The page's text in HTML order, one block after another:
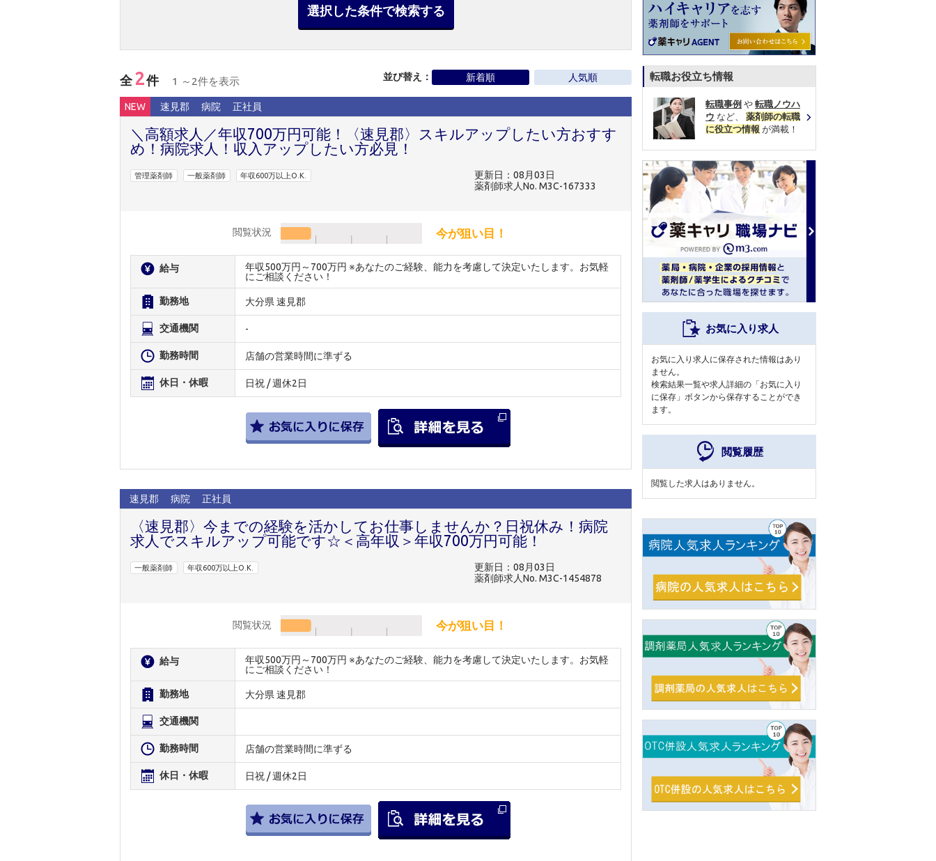
選択した条件で検索する
全 2件 1 ～2件を表示 並び替え： 新着順 人気順
NEW 速見郡 病院 正社員
＼高額求人／年収700万円可能！〈速見郡〉スキルアップしたい方おすす
め！病院求人！収入アップしたい方必見！
管理薬剤師 一般薬剤師 年収600万以上O.K.
更新日：08月03日
薬剤師求人No. M3C-167333
閲覧状況 今が狙い目！
給与
年収500万円～700万円 ※あなたのご経験、能力を考慮して決定いたします。お気軽
にご相談ください！
勤務地 大分県 速見郡
交通機関 -
勤務時間 店舗の営業時間に準ずる
休日・休暇 日祝 / 週休2日
速見郡 病院 正社員
〈速見郡〉今までの経験を活かしてお仕事しませんか？日祝休み！病院
求人でスキルアップ可能です☆＜高年収＞年収700万円可能！
一般薬剤師 年収600万以上O.K.
更新日：08月03日
薬剤師求人No. M3C-1454878
閲覧状況 今が狙い目！
給与
年収500万円～700万円 ※あなたのご経験、能力を考慮して決定いたします。お気軽
にご相談ください！
勤務地 大分県 速見郡
交通機関
勤務時間 店舗の営業時間に準ずる
休日・休暇 日祝 / 週休2日
転職お役立ち情報
転職事例 や 転職ノウハ
ウ など、 薬剤師の転職
に役立つ情報 が満載！
お気に入り求人
お気に入り求人に保存された情報はあり
ません。
検索結果一覧や求人詳細の「お気に入り
に保存」ボタンから保存することができ
ます。
閲覧履歴
閲覧した求人はありません。